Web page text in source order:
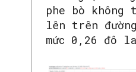
phe bò không
lên trên
mức 0,26 đô